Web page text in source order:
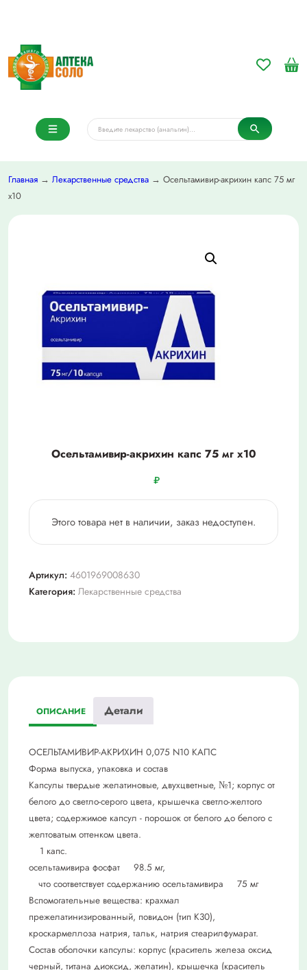
Главная → Лекарственные средства → Осельтамивир-акрихин капс 75 мг
х10
Осельтамивир-акрихин капс 75 мг х10
₽
Этого товара нет в наличии, заказ недоступен.
Артикул: 4601969008630
Категория: Лекарственные средства
ОПИСАНИЕ Детали
ОСЕЛЬТАМИВИР-АКРИХИН 0,075 N10 КАПС
Форма выпуска, упаковка и состав
Капсулы твердые желатиновые, двухцветные, №1; корпус от
белого до светло-серого цвета, крышечка светло-желтого
цвета; содержимое капсул - порошок от белого до белого с
желтоватым оттенком цвета.
1 капс.
осельтамивира фосфат 98.5 мг,
что соответствует содержанию осельтамивира 75 мг
Вспомогательные вещества: крахмал
прежелатинизированный, повидон (тип К30),
кроскармеллоза натрия, тальк, натрия стеарилфумарат.
Состав оболочки капсулы: корпус (краситель железа оксид
черный, титана диоксид, желатин), крышечка (краситель